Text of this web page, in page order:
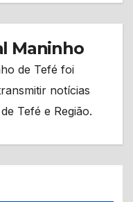
Maninho
de Tefé foi
notícias
Tefé e Região.